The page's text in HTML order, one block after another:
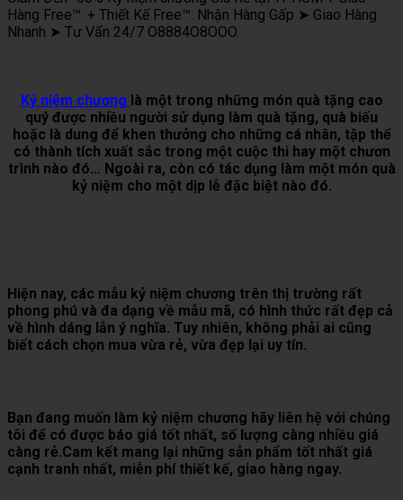
Hàng Free™. + Thiết Kế Free™. Nhận Hàng Gấp ➤ Giao Hàng
Nhanh ➤ Tư Vấn 24/7 O8884O8OOO.
Kỷ niệm chương là một trong những món quà tặng cao
quý được nhiều người sử dụng làm quà tặng, quà biếu
hoặc là dung để khen thưởng cho những cá nhân, tập thể
có thành tích xuất sắc trong một cuộc thi hay một chươn
trình nào đó… Ngoài ra, còn có tác dụng làm một món quà
kỷ niệm cho một dịp lễ đặc biệt nào đó.
Hiện nay, các mẫu kỷ niệm chương trên thị trường rất
phong phú và đa dạng về mẫu mã, có hình thức rất đẹp cả
về hình dáng lẫn ý nghĩa. Tuy nhiên, không phải ai cũng
biết cách chọn mua vừa rẻ, vừa đẹp lại uy tín.
Bạn đang muốn làm kỷ niệm chương hãy liên hệ với chúng
tôi để có được báo giá tốt nhất, số lượng càng nhiều giá
càng rẻ.Cam kết mang lại những sản phẩm tốt nhất giá
cạnh tranh nhất, miễn phí thiết kế, giao hàng ngay.